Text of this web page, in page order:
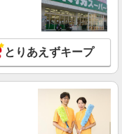
詳細を見る
みがわ）
みがわ （千葉県香取市
とりあえずキープ